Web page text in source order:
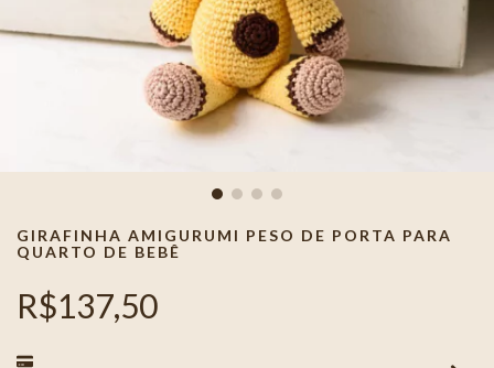
GIRAFINHA AMIGURUMI PESO DE PORTA PARA
QUARTO DE BEBÊ
R$137,50